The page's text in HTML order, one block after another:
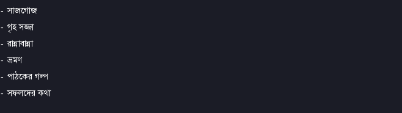
সাজগোজ
গৃহ সজ্জা
রান্নাবান্না
ভ্রমণ
পাঠকের গল্প
সফলদের কথা